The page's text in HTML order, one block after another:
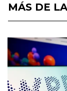
MÁS DE